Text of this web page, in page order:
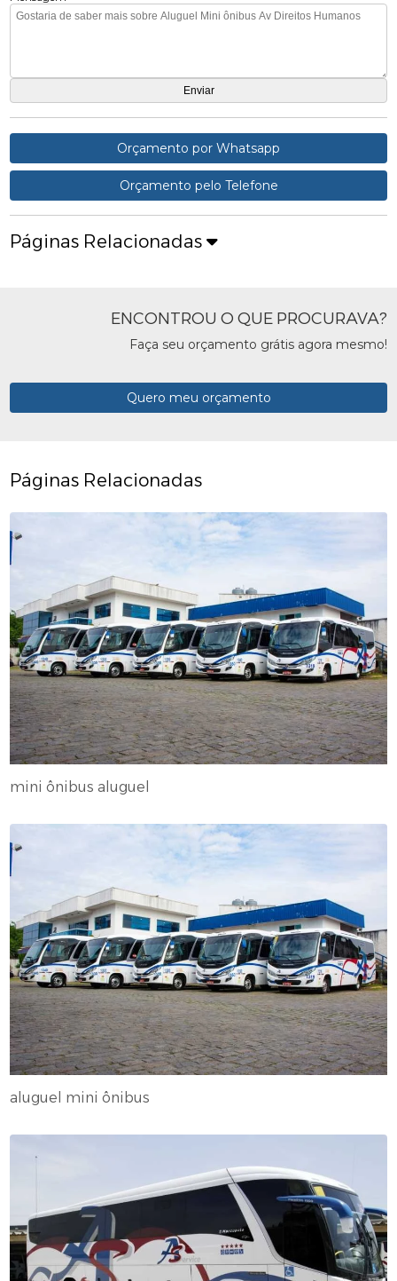
Orçamento por Whatsapp
Orçamento pelo Telefone
Páginas Relacionadas
ENCONTROU O QUE PROCURAVA?
Faça seu orçamento grátis agora mesmo!
Quero meu orçamento
Páginas Relacionadas
mini ônibus aluguel
aluguel mini ônibus